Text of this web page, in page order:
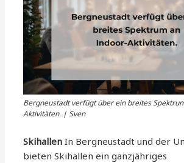
Bergneustadt verfügt über ein breites
Aktivitäten. | Sven
Skihallen In Bergneustadt und der
bieten Skihallen ein ganzjähriges